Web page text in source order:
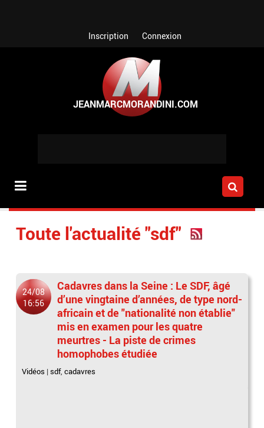
Inscription Connexion
Toute l'actualité "sdf"
24/08
16:56
Cadavres dans la Seine : Le SDF, âgé
d’une vingtaine d’années, de type nord-
africain et de "nationalité non établie"
mis en examen pour les quatre
meurtres - La piste de crimes
homophobes étudiée
Vidéos |sdf,cadavres